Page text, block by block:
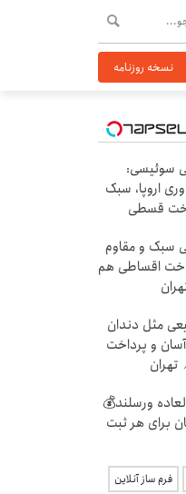
نسخه روزنامه
سوئیسی:
اروپا، سبک
قسطی
سبک و مقاوم
اقساطی هم
مثل دندان
و پرداخت
ورسلند💰
برای هر ثبت
فرم ساز آنلاین